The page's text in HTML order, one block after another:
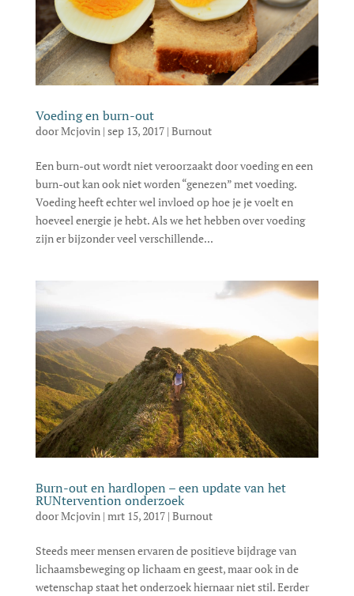
Voeding en burn-out
doorMcjovin| sep 13, 2017| Burnout
Een burn-out wordt niet veroorzaakt door voeding en een
burn-out kan ook niet worden “genezen” met voeding.
Voeding heeft echter wel invloed op hoe je je voelt en
hoeveel energie je hebt. Als we het hebben over voeding
zijn er bijzonder veel verschillende...
Burn-out en hardlopen – een update van het
RUNtervention onderzoek
doorMcjovin| mrt 15, 2017| Burnout
Steeds meer mensen ervaren de positieve bijdrage van
lichaamsbeweging op lichaam en geest, maar ook in de
wetenschap staat het onderzoek hiernaar niet stil. Eerder